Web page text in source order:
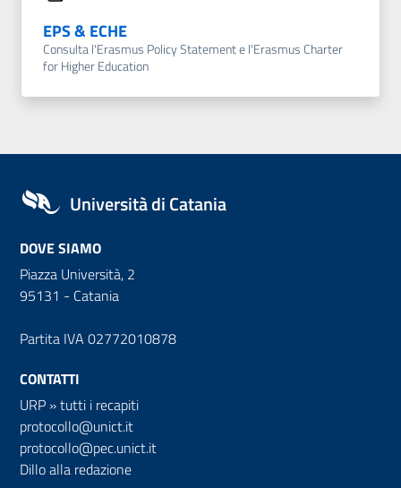
EPS & ECHE
Consulta l'Erasmus Policy Statement e l'Erasmus Charter
for Higher Education
Università di Catania
DOVE SIAMO
Piazza Università, 2
95131 - Catania
Partita IVA 02772010878
CONTATTI
URP »tutti i recapiti
protocollo@unict.it
protocollo@pec.unict.it
Dillo alla redazione